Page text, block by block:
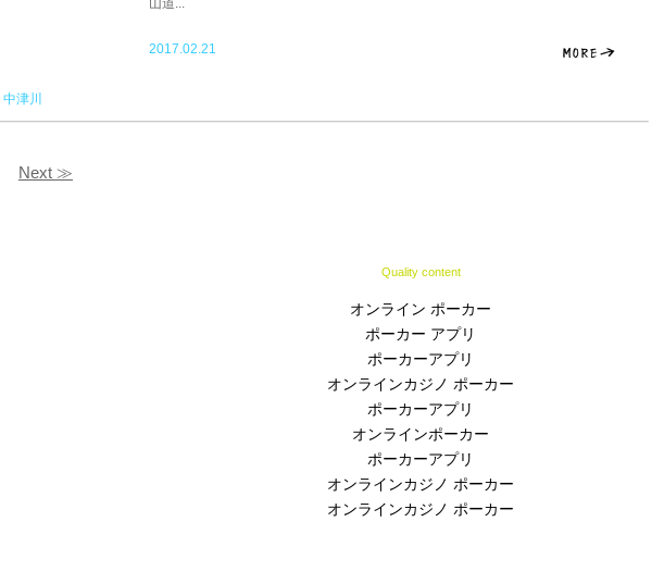
山道...
2017.02.21
中津川
Next ≫
Quality content
オンライン ポーカー
ポーカー アプリ
ポーカーアプリ
オンラインカジノ ポーカー
ポーカーアプリ
オンラインポーカー
ポーカーアプリ
オンラインカジノ ポーカー
オンラインカジノ ポーカー